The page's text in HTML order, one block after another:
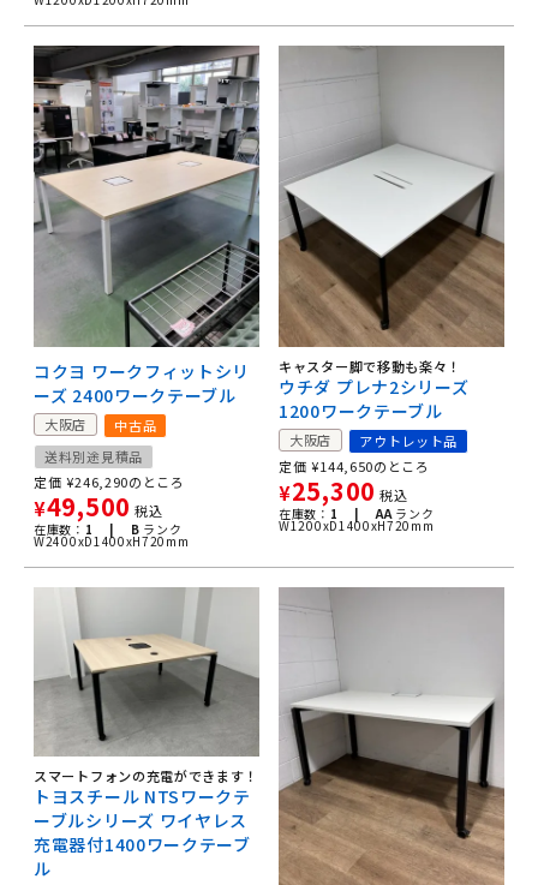
コクヨ ワークフィットシリ
ーズ 2400ワークテーブル
大阪店
中古品
送料別途見積品
定価 ¥246,290のところ
¥49,500 税込
在庫数： 1 | B ランク
W2400xD1400xH720mm
キャスター脚で移動も楽々！
ウチダ プレナ2シリーズ
1200ワークテーブル
大阪店
アウトレット品
定価 ¥144,650のところ
¥25,300 税込
在庫数： 1 | AAランク
W1200xD1400xH720mm
スマートフォンの充電ができます！
トヨスチール NTSワークテ
ーブルシリーズ ワイヤレス
充電器付1400ワークテーブ
ル